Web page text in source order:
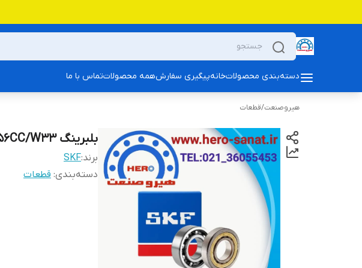
دسته‌بندی محصولاتخانهپیگیری سفارشهمه محصولاتتماس با ما
هیروصنعت/قطعات
بلبرینگ 23056CC/W33 برند SKF (به شرط اصالت کالا)
برند:SKF
دسته‌بندی: قطعات